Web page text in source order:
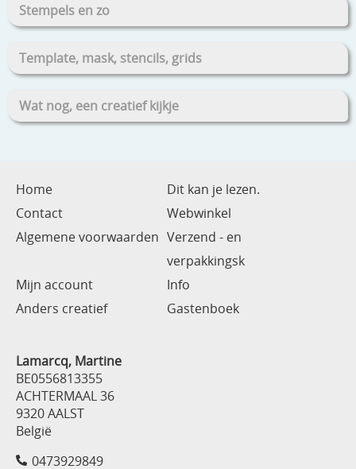
Stempels en zo
Template, mask, stencils, grids
Wat nog, een creatief kijkje
Home
Dit kan je lezen.
Contact
Webwinkel
Algemene voorwaarden Verzend - en
verpakkingsk
Mijn account
Info
Anders creatief
Gastenboek
Lamarcq, Martine
BE0556813355
ACHTERMAAL 36
9320 AALST
België
0473929849